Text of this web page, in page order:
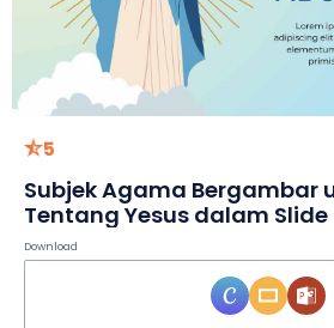
5
Subjek Agama Bergambar
Tentang Yesus dalam Slide
Download